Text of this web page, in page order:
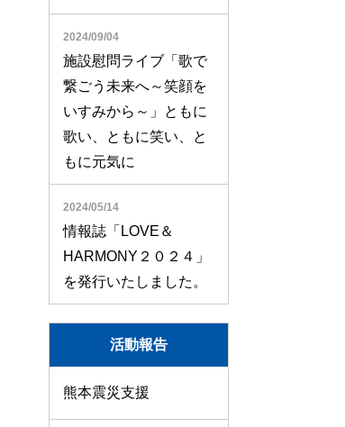
2024/09/04
施設慰問ライブ「歌で
繋ごう未来へ～笑顔を
いすみから～」ともに
歌い、ともに笑い、と
もに元気に
2024/05/14
情報誌「LOVE＆
HARMONY２０２４」
を発行いたしました。
活動報告
熊本震災支援